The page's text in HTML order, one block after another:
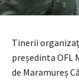
Tinerii
președinta OFL
de Maramureș